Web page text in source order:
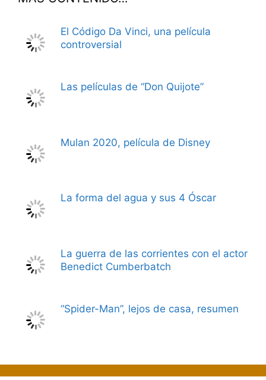
El Código Da Vinci, una película
controversial
Las películas de “Don Quijote”
Mulan 2020, película de Disney
La forma del agua y sus 4 Óscar
La guerra de las corrientes con el actor
Benedict Cumberbatch
“Spider-Man”, lejos de casa, resumen